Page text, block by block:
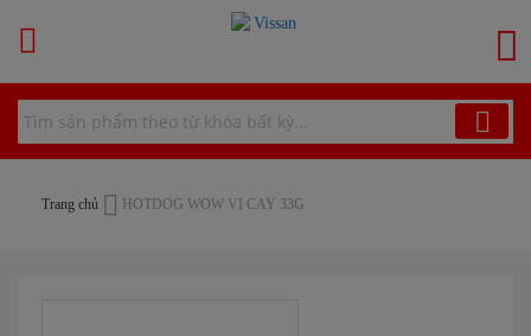
đến
nội
dung
Trang chủ HOTDOG WOW VỊ CAY 33G